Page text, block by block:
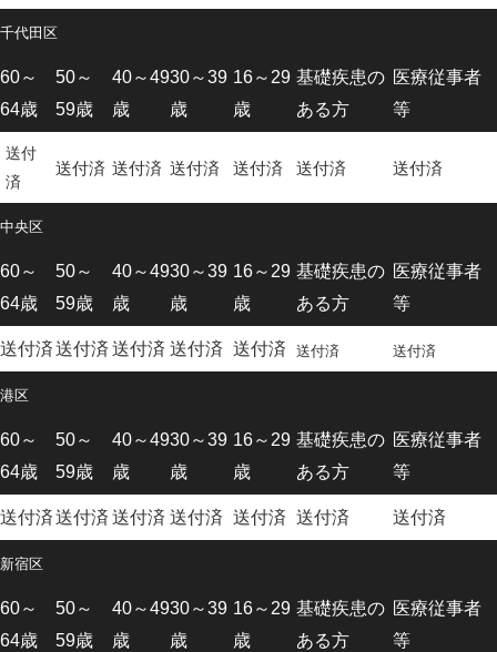
千代田区
60～
64歳
50～
59歳
40～49
歳
30～39
歳
16～29
歳
基礎疾患の
ある方
医療従事者
等
送付
済
送付済 送付済 送付済 送付済 送付済 送付済
中央区
60～
64歳
50～
59歳
40～49
歳
30～39
歳
16～29
歳
基礎疾患の
ある方
医療従事者
等
送付済送付済 送付済 送付済 送付済 送付済 送付済
港区
60～
64歳
50～
59歳
40～49
歳
30～39
歳
16～29
歳
基礎疾患の
ある方
医療従事者
等
送付済送付済 送付済 送付済 送付済 送付済 送付済
新宿区
60～
64歳
50～
59歳
40～49
歳
30～39
歳
16～29
歳
基礎疾患の
ある方
医療従事者
等